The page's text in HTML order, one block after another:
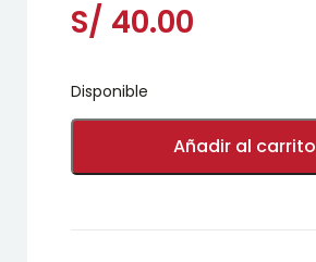
S/ 40.00
Disponible
MAD.
AMOR
Añadir al carrito